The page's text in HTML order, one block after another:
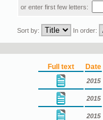
or enter first few letters:
Sort by: In order:
Full text Date
2015
2015
2015